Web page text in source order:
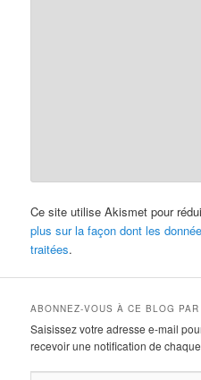
Ce site utilise Akismet pour
plus sur la façon dont les
traitées.
ABONNEZ-VOUS À CE BLOG PAR
Saisissez votre adresse e-mail
recevoir une notification de